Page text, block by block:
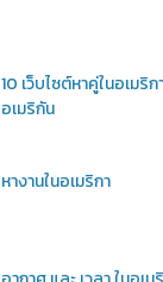
10 เว็บไซต์หาคู่ในอเม
อเมริกัน
หางานในอเมริกา